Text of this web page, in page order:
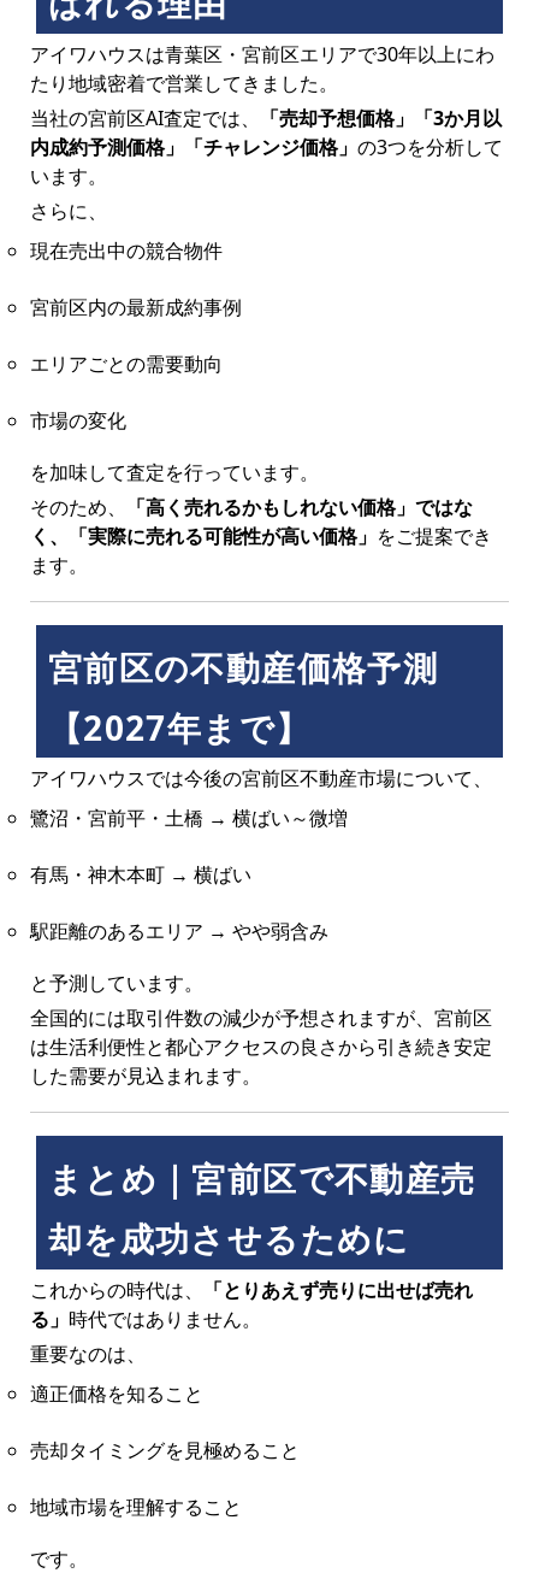
アイワハウスは青葉区・宮前区エリアで30年以上にわ
たり地域密着で営業してきました。
当社の宮前区AI査定では、
「売却予想価格」「3か月以
内成約予測価格」「チャレンジ価格」 の3つを分析して
います。
さらに、
現在売出中の競合物件
宮前区内の最新成約事例
エリアごとの需要動向
市場の変化
を加味して査定を行っています。
そのため、
「高く売れるかもしれない価格」ではな
く、「実際に売れる可能性が高い価格」 をご提案でき
ます。
宮前区の不動産価格予測
【2027年まで】
アイワハウスでは今後の宮前区不動産市場について、
鷺沼・宮前平・土橋 → 横ばい～微増
有馬・神木本町 → 横ばい
駅距離のあるエリア → やや弱含み
と予測しています。
全国的には取引件数の減少が予想されますが、宮前区
は生活利便性と都心アクセスの良さから引き続き安定
した需要が見込まれます。
まとめ｜宮前区で不動産売
却を成功させるために
これからの時代は、
「とりあえず売りに出せば売れ
る」 時代ではありません。
重要なのは、
適正価格を知ること
売却タイミングを見極めること
地域市場を理解すること
です。